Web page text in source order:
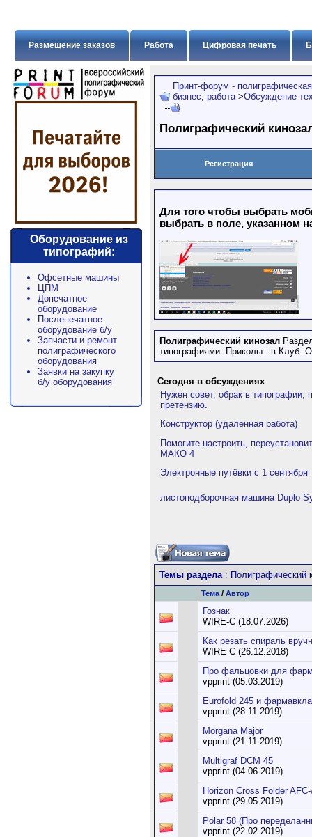
Цифровая печать
Работа
Размещение заказов
Оборудование из
типографий:
Офсетные машины
ЦПМ
Допечатное
оборудование
Послепечатное
оборудование б/у
Запчасти и ремонт
полиграфического
оборудования
Заявки на закупку
б/у оборудования
Принт-форум -
бизнес, работа >Обсуждение
Полиграфический
Регистрация
Для того чтобы выбрать
выбрать в поле, указанном
Полиграфический кинозал
типографиями. Приколы - в Клуб.
Сегодня в обсуждениях
Нужен совет, обрак в типографии,
претензию.
Конструктор (удаленная работа)
Помогите настроить,
МАКО 4
Электронные путёвки с 1 сентября
листоподборочная машина Duplo
Темы раздела: Полиграфический
Тема / Автор
Гознак
WIRE-C (18.07.2026)
Как резать спираль
WIRE-C (26.12.2018)
Про фальцовки для
vpprint (05.03.2019)
Eurofold 245 и
vpprint (28.11.2019)
Morgana Major
vpprint (21.11.2019)
Multigraf DCM 45
vpprint (04.06.2019)
Horizon Cross Folder
vpprint (29.05.2019)
Polar 58 (Про
vpprint (22.02.2019)